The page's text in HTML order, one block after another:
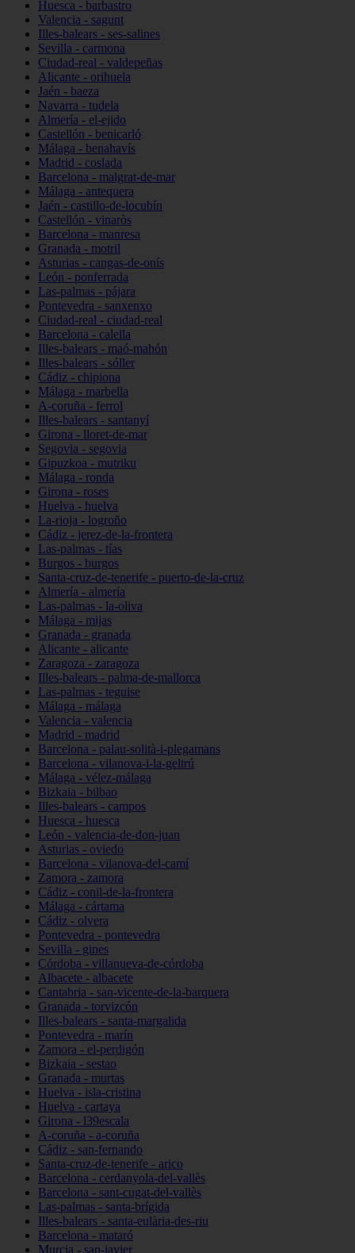
Huesca - barbastro
Valencia - sagunt
Illes-balears - ses-salines
Sevilla - carmona
Ciudad-real - valdepeñas
Alicante - orihuela
Jaén - baeza
Navarra - tudela
Almería - el-ejido
Castellón - benicarló
Málaga - benahavís
Madrid - coslada
Barcelona - malgrat-de-mar
Málaga - antequera
Jaén - castillo-de-locubín
Castellón - vinaròs
Barcelona - manresa
Granada - motril
Asturias - cangas-de-onís
León - ponferrada
Las-palmas - pájara
Pontevedra - sanxenxo
Ciudad-real - ciudad-real
Barcelona - calella
Illes-balears - maó-mahón
Illes-balears - sóller
Cádiz - chipiona
Málaga - marbella
A-coruña - ferrol
Illes-balears - santanyí
Girona - lloret-de-mar
Segovia - segovia
Gipuzkoa - mutriku
Málaga - ronda
Girona - roses
Huelva - huelva
La-rioja - logroño
Cádiz - jerez-de-la-frontera
Las-palmas - tías
Burgos - burgos
Santa-cruz-de-tenerife - puerto-de-la-cruz
Almería - almería
Las-palmas - la-oliva
Málaga - mijas
Granada - granada
Alicante - alicante
Zaragoza - zaragoza
Illes-balears - palma-de-mallorca
Las-palmas - teguise
Málaga - málaga
Valencia - valencia
Madrid - madrid
Barcelona - palau-solità-i-plegamans
Barcelona - vilanova-i-la-geltrú
Málaga - vélez-málaga
Bizkaia - bilbao
Illes-balears - campos
Huesca - huesca
León - valencia-de-don-juan
Asturias - oviedo
Barcelona - vilanova-del-camí
Zamora - zamora
Cádiz - conil-de-la-frontera
Málaga - cártama
Cádiz - olvera
Pontevedra - pontevedra
Sevilla - gines
Córdoba - villanueva-de-córdoba
Albacete - albacete
Cantabria - san-vicente-de-la-barquera
Granada - torvizcón
Illes-balears - santa-margalida
Pontevedra - marín
Zamora - el-perdigón
Bizkaia - sestao
Granada - murtas
Huelva - isla-cristina
Huelva - cartaya
Girona - l39escala
A-coruña - a-coruña
Cádiz - san-fernando
Santa-cruz-de-tenerife - arico
Barcelona - cerdanyola-del-vallès
Barcelona - sant-cugat-del-vallès
Las-palmas - santa-brígida
Illes-balears - santa-eulària-des-riu
Barcelona - mataró
Murcia - san-javier